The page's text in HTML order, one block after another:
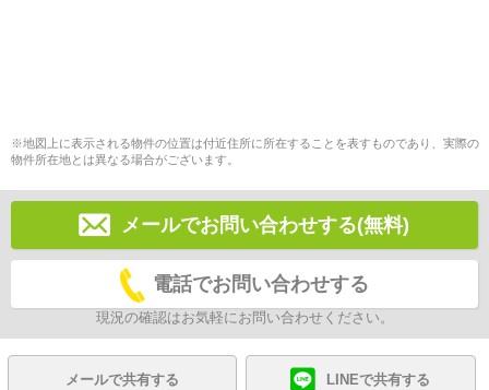
※地図上に表示される物件の位置は付近住所に所在することを表すものであり、実際の
物件所在地とは異なる場合がございます。
メールでお問い合わせする(無料)
電話でお問い合わせする
現況の確認はお気軽にお問い合わせください。
メールで共有する LINEで共有する